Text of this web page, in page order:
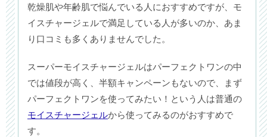
乾燥肌や年齢肌で悩んでいる人におすすめですが、モ
イスチャージェルで満足している人が多いのか、あま
り口コミも多くありませんでした。
スーパーモイスチャージェルはパーフェクトワンの中
では値段が高く、半額キャンペーンもないので、まず
パーフェクトワンを使ってみたい！という人は普通の
モイスチャージェルから使ってみるのがおすすめで
す。